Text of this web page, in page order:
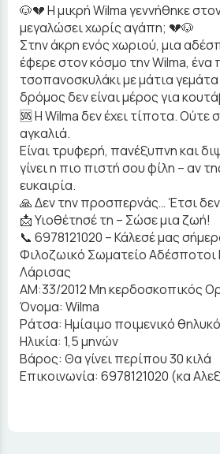
🐶💔 Η μικρή Wilma γεννήθηκε
μεγαλώσει χωρίς αγάπη; 💔🐶
Στην άκρη ενός χωριού, μια
έφερε στον κόσμο την Wilma,
τσοπανοσκυλάκι με μάτια
δρόμος δεν είναι μέρος για
🆘 Η Wilma δεν έχει τίποτα. Ούτε
αγκαλιά.
Είναι τρυφερή, πανέξυπνη και
γίνει η πιο πιστή σου φίλη – αν
ευκαιρία.
🙏 Δεν την προσπερνάς… Έτσι δεν
📩 Υιοθέτησέ τη – Σώσε μια ζωή!
📞 6978121020 – Κάλεσέ μας
Φιλοζωικό Σωματείο Αδέσποτοι
Λάρισας
ΑΜ:33/2012 Μη κερδοσκοπικός
Όνομα: Wilma
Ράτσα: Ημίαιμo ποιμενικό θηλυκό
Ηλικία: 1,5 μηνών
Βάρος: Θα γίνει περίπου 30 κιλά
Επικοινωνία: 6978121020 (κα